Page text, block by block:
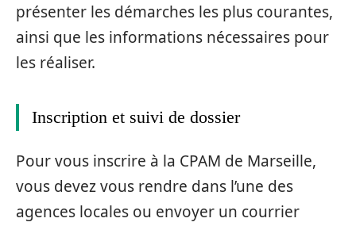
présenter les démarches les plus courantes,
ainsi que les informations nécessaires pour
les réaliser.
Inscription et suivi de dossier
Pour vous inscrire à la CPAM de Marseille,
vous devez vous rendre dans l’une des
agences locales ou envoyer un courrier